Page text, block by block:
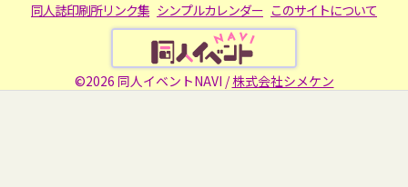
同人誌印刷所リンク集 シンプルカレンダー このサイトについて
©2026 同人イベントNAVI /株式会社シメケン